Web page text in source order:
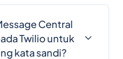
Central
Twilio untuk
kata sandi?